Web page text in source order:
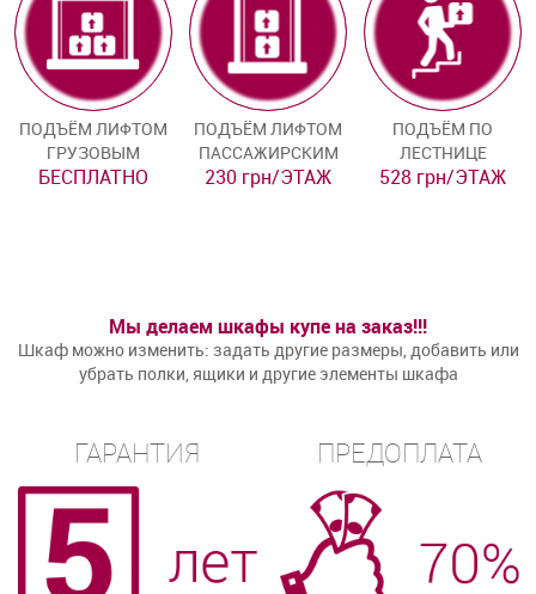
ПОДЪЁМ ЛИФТОМ
ГРУЗОВЫМ
БЕСПЛАТНО
ПОДЪЁМ ЛИФТОМ
ПАССАЖИРСКИМ
230 грн/ЭТАЖ
ПОДЪЁМ ПО
ЛЕСТНИЦЕ
528 грн/ЭТАЖ
Мы делаем шкафы купе на заказ!!!
Шкаф можно изменить: задать другие размеры, добавить или
убрать полки, ящики и другие элементы шкафа
ГАРАНТИЯ ПРЕДОПЛАТА